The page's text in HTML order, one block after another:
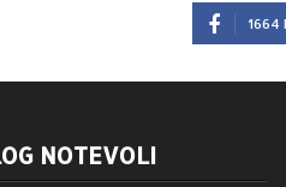
1664
NOTEVOLI